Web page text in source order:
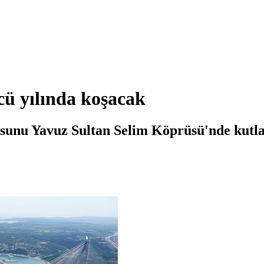
yılında koşacak
Yavuz Sultan Selim Köprüsü'nde